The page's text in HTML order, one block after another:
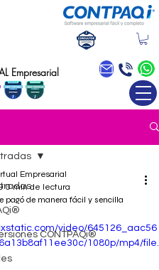
Empresarial
CONTPAQi®
pagó de manera fácil y sencilla
Empresarial
0 min de lectura
video/645126_aac56
1080p/mp4/file.